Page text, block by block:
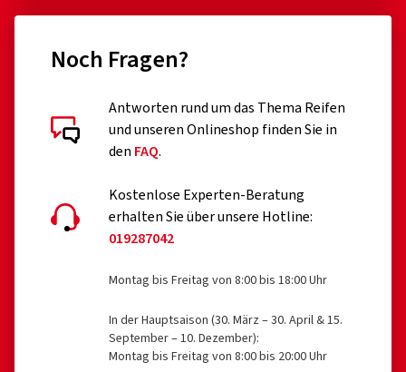
Noch Fragen?
Antworten rund um das Thema Reifen
und unseren Onlineshop finden Sie in
den FAQ.
Kostenlose Experten-Beratung
erhalten Sie über unsere Hotline:
019287042
Montag bis Freitag von 8:00 bis 18:00 Uhr
In der Hauptsaison (30. März – 30. April & 15.
September – 10. Dezember):
Montag bis Freitag von 8:00 bis 20:00 Uhr